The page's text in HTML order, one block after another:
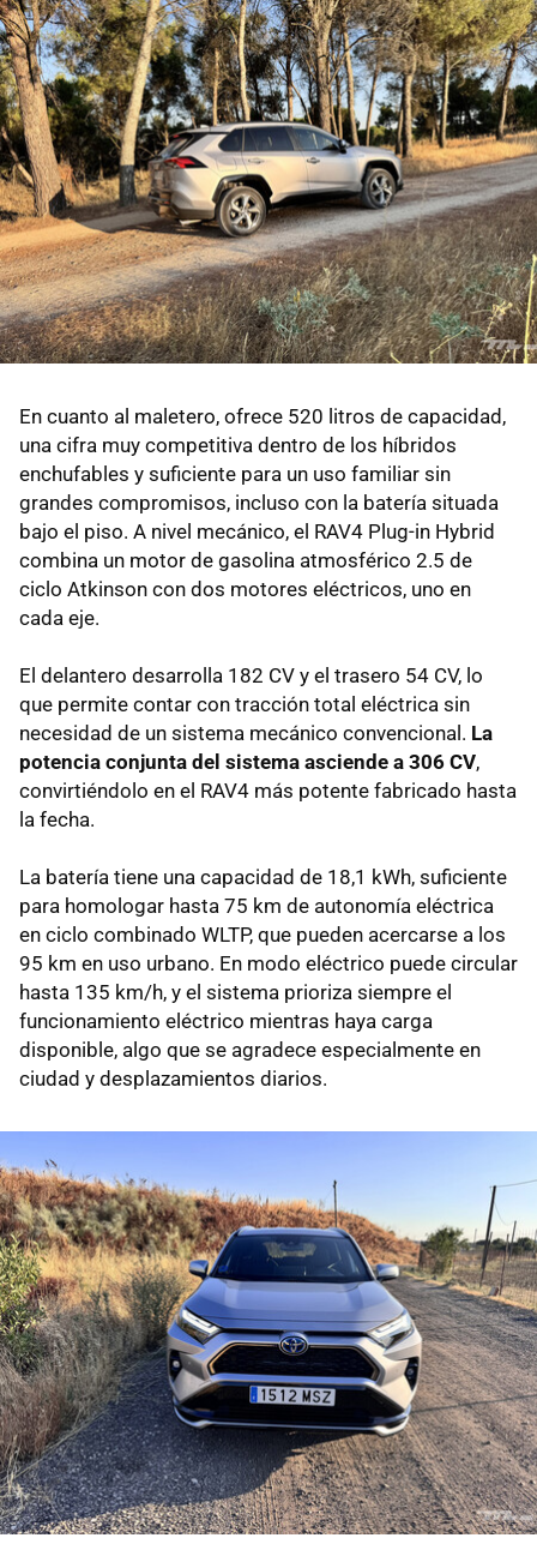
En cuanto al maletero, ofrece 520 litros de capacidad,
una cifra muy competitiva dentro de los híbridos
enchufables y suficiente para un uso familiar sin
grandes compromisos, incluso con la batería situada
bajo el piso. A nivel mecánico, el RAV4 Plug-in Hybrid
combina un motor de gasolina atmosférico 2.5 de
ciclo Atkinson con dos motores eléctricos, uno en
cada eje.
El delantero desarrolla 182 CV y el trasero 54 CV, lo
que permite contar con tracción total eléctrica sin
necesidad de un sistema mecánico convencional. La
potencia conjunta del sistema asciende a 306 CV,
convirtiéndolo en el RAV4 más potente fabricado hasta
la fecha.
La batería tiene una capacidad de 18,1 kWh, suficiente
para homologar hasta 75 km de autonomía eléctrica
en ciclo combinado WLTP, que pueden acercarse a los
95 km en uso urbano. En modo eléctrico puede circular
hasta 135 km/h, y el sistema prioriza siempre el
funcionamiento eléctrico mientras haya carga
disponible, algo que se agradece especialmente en
ciudad y desplazamientos diarios.